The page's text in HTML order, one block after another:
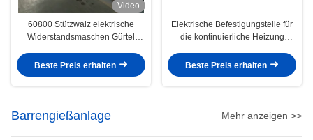
Video
60800 Stützwalz elektrische
Widerstandsmaschen Gürtel
Metallteile
Beste Preis erhalten
Elektrische Befestigungsteile für
die kontinuierliche Heizung
500 ¥ 650 kg pro Stunde
Beste Preis erhalten
Barrengießanlage Mehr anzeigen >>